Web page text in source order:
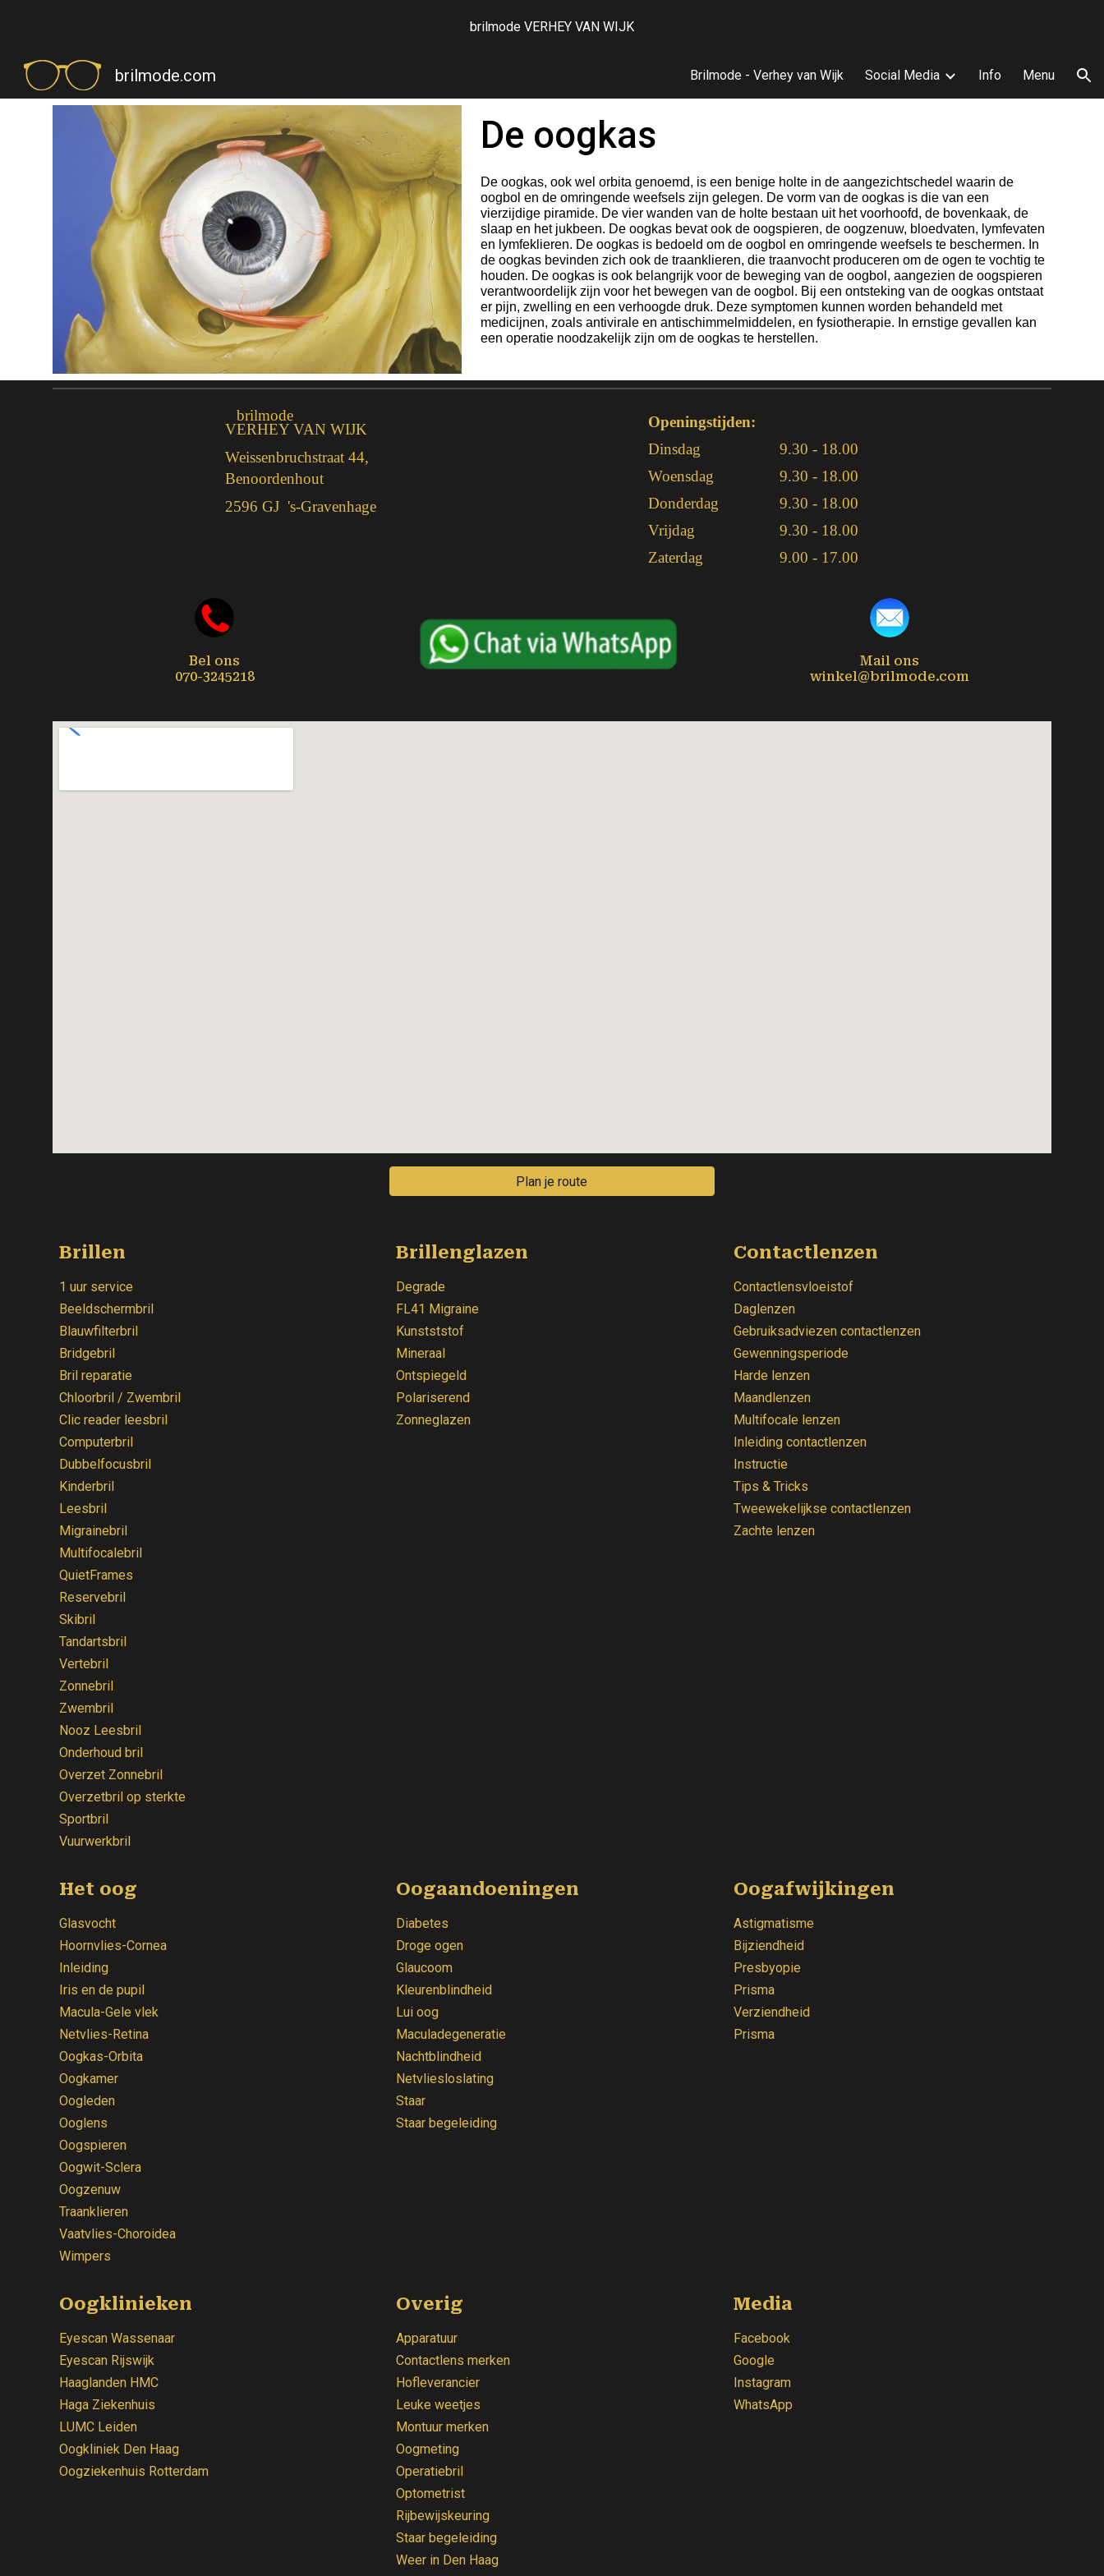
brilmode VERHEY VAN WIJK
brilmode.com Brilmode - Verhey van Wijk Social Media Info Menu
De oogkas
De oogkas, ook wel orbita genoemd, is een benige holte in de aangezichtschedel waarin de
oogbol en de omringende weefsels zijn gelegen. De vorm van de oogkas is die van een
vierzijdige piramide. De vier wanden van de holte bestaan uit het voorhoofd, de bovenkaak, de
slaap en het jukbeen. De oogkas bevat ook de oogspieren, de oogzenuw, bloedvaten, lymfevaten
en lymfeklieren. De oogkas is bedoeld om de oogbol en omringende weefsels te beschermen. In
de oogkas bevinden zich ook de traanklieren, die traanvocht produceren om de ogen te vochtig te
houden. De oogkas is ook belangrijk voor de beweging van de oogbol, aangezien de oogspieren
verantwoordelijk zijn voor het bewegen van de oogbol. Bij een ontsteking van de oogkas ontstaat
er pijn, zwelling en een verhoogde druk. Deze symptomen kunnen worden behandeld met
medicijnen, zoals antivirale en antischimmelmiddelen, en fysiotherapie. In ernstige gevallen kan
een operatie noodzakelijk zijn om de oogkas te herstellen.
brilmode
VERHEY VAN WIJK
Weissenbruchstraat 44,
Benoordenhout
2596 GJ 's-Gravenhage
Openingstijden:
Dinsdag
9.30 - 18.00
Woensdag
9.30 - 18.00
Donderdag
9.30 - 18.00
Vrijdag
9.30 - 18.00
Zaterdag
9.00 - 17.00
Bel ons
070-3245218
Mail ons
winkel@brilmode.com
Plan je route
Brillen
1 uur service
Beeldschermbril
Blauwfilterbril
Bridgebril
Bril reparatie
Chloorbril / Zwembril
Clic reader leesbril
Computerbril
Dubbelfocusbril
Kinderbril
Leesbril
Migrainebril
Multifocalebril
QuietFrames
Reservebril
Skibril
Tandartsbril
Vertebril
Zonnebril
Zwembril
Nooz Leesbril
Onderhoud bril
Overzet Zonnebril
Overzetbril op sterkte
Sportbril
Vuurwerkbril
Brillenglazen
Degrade
FL41 Migraine
Kunstststof
Mineraal
Ontspiegeld
Polariserend
Zonneglazen
Contactlenzen
Contactlensvloeistof
Daglenzen
Gebruiksadviezen contactlenzen
Gewenningsperiode
Harde lenzen
Maandlenzen
Multifocale lenzen
Inleiding contactlenzen
Instructie
Tips & Tricks
Tweewekelijkse contactlenzen
Zachte lenzen
Het oog
Glasvocht
Hoornvlies-Cornea
Inleiding
Iris en de pupil
Macula-Gele vlek
Netvlies-Retina
Oogkas-Orbita
Oogkamer
Oogleden
Ooglens
Oogspieren
Oogwit-Sclera
Oogzenuw
Traanklieren
Vaatvlies-Choroidea
Wimpers
Oogaandoeningen
Diabetes
Droge ogen
Glaucoom
Kleurenblindheid
Lui oog
Maculadegeneratie
Nachtblindheid
Netvliesloslating
Staar
Staar begeleiding
Oogafwijkingen
Astigmatisme
Bijziendheid
Presbyopie
Prisma
Verziendheid
Prisma
Oogklinieken
Eyescan Wassenaar
Eyescan Rijswijk
Haaglanden HMC
Haga Ziekenhuis
LUMC Leiden
Oogkliniek Den Haag
Oogziekenhuis Rotterdam
Overig
Apparatuur
Contactlens merken
Hofleverancier
Leuke weetjes
Montuur merken
Oogmeting
Operatiebril
Optometrist
Rijbewijskeuring
Staar begeleiding
Weer in Den Haag
Media
Facebook
Google
Instagram
WhatsApp